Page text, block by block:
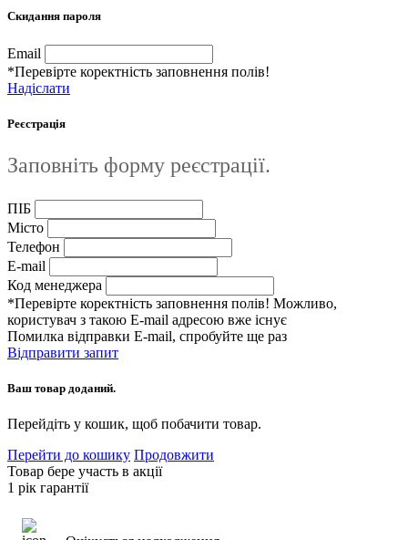
Скидання пароля
Email
*Перевірте коректність заповнення полів!
Надіслати
Реєстрація
Заповніть форму реєстрації.
ПІБ
Місто
Телефон
E-mail
Код менеджера
*Перевірте коректність заповнення полів! Можливо,
користувач з такою E-mail адресою вже існує
Помилка відправки E-mail, спробуйте ще раз
Відправити запит
Ваш товар доданий.
Перейдіть у кошик, щоб побачити товар.
Перейти до кошику Продовжити
Товар бере участь в акції
1 рік гарантії